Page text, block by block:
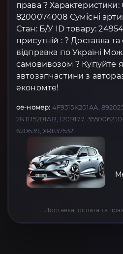
права ?
8200074008 Сумісні
Стан: Б/У ID товару:
присутній : ? Доставка
відправка по Україні
самовивозом ? Купуйте
автозапчастини з
економте!
oe-номер: 4F9315K201AA,
2N1115201AB, 1209177,
620639, XR837532
Доставка, оплата та